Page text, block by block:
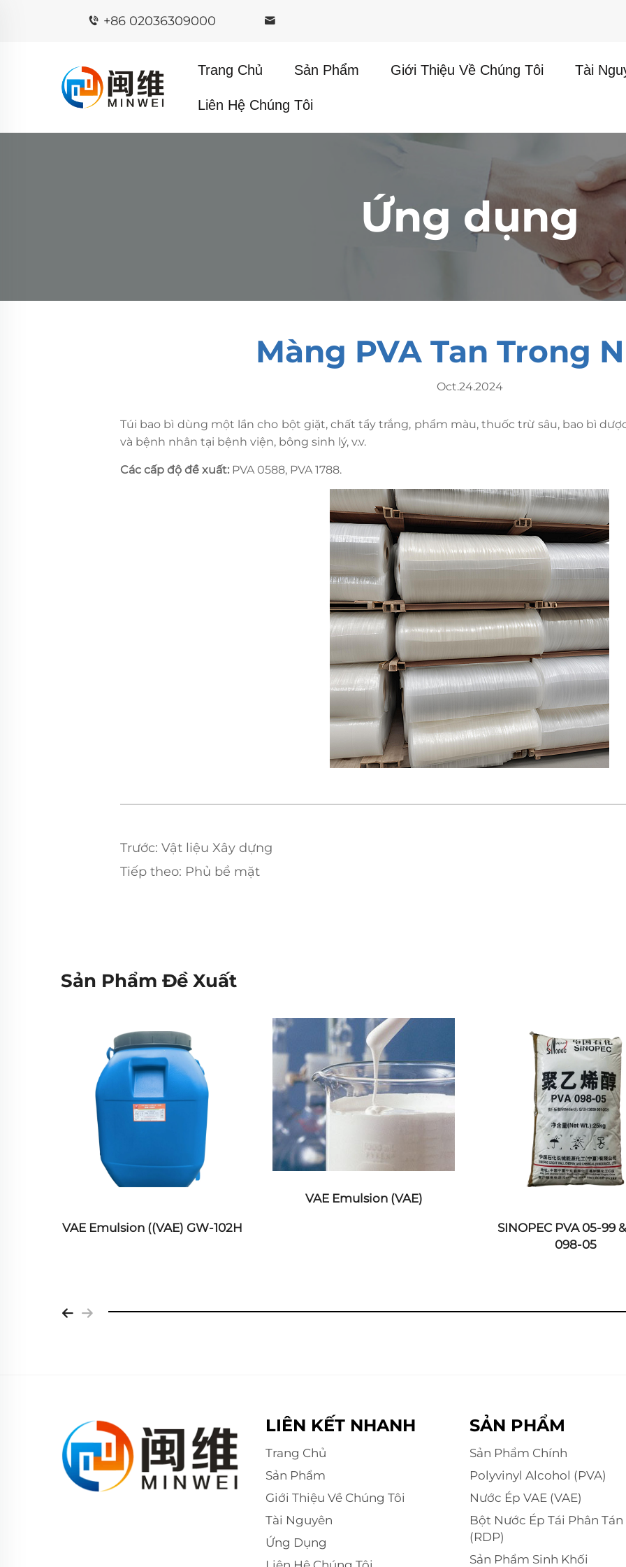
+86 02036309000
Trang Chủ Sản Phẩm Giới Thiệu Về Chúng Tôi Tài
Liên Hệ Chúng Tôi
Ứng dụng
Màng PVA Tan Trong
Oct.24.2024
Túi bao bì dùng một lần cho bột giặt, chất tẩy trắng, phẩm màu, thuốc trừ sâu, bao bì
và bệnh nhân tại bệnh viện, bông sinh lý, v.v.
Các cấp độ đề xuất: PVA 0588, PVA 1788.
Trước: Vật liệu Xây dựng
Tiếp theo: Phủ bề mặt
Sản Phẩm Đề Xuất
VAE Emulsion ((VAE) GW-102H
VAE Emulsion (VAE)
SINOPEC PVA 05-99
098-05
LIÊN KẾT NHANH
Trang Chủ
Sản Phẩm
Giới Thiệu Về Chúng Tôi
Tài Nguyên
Ứng Dụng
SẢN PHẨM
Sản Phẩm Chính
Polyvinyl Alcohol (PVA)
Nước Ép VAE (VAE)
Bột Nước Ép Tái Phân Tán
(RDP)
Sản Phẩm Sinh Khối